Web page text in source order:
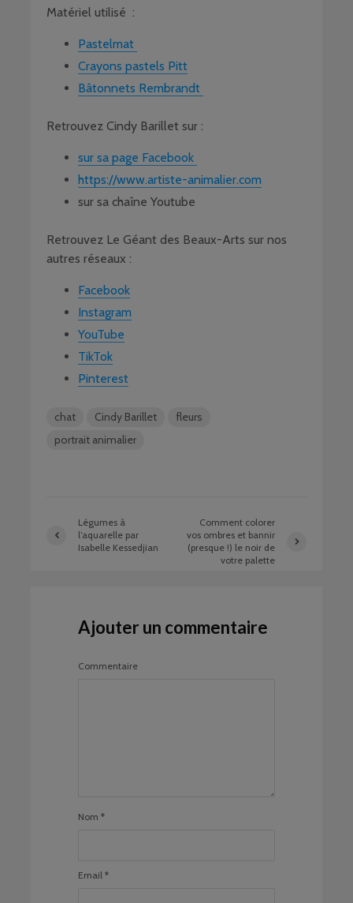
Matériel utilisé :
Pastelmat
Crayons pastels Pitt
Bâtonnets Rembrandt
Retrouvez Cindy Barillet sur :
sur sa page Facebook
https://www.artiste-animalier.com
sur sa chaîne Youtube
Retrouvez Le Géant des Beaux-Arts sur nos
autres réseaux :
Facebook
Instagram
YouTube
TikTok
Pinterest
chat Cindy Barillet
fleurs
portrait animalier
Légumes à
l’aquarelle par
Isabelle Kessedjian
Comment colorer
vos ombres et bannir
(presque !) le noir de
votre palette
Ajouter un commentaire
Commentaire
Nom *
Email *